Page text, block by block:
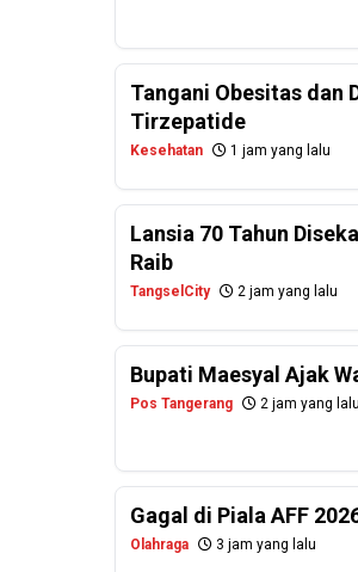
Tangani Obesitas dan
Tirzepatide
Kesehatan 1 jam yang lalu
Lansia 70 Tahun
Raib
TangselCity 2 jam yang lalu
Bupati Maesyal Ajak
Pos Tangerang 2 jam yang lalu
Gagal di Piala AFF
Olahraga 3 jam yang lalu